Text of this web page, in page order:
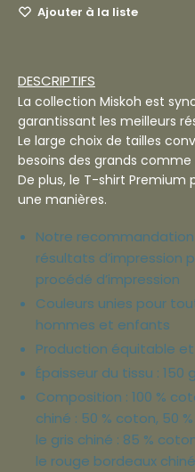
Ajouter à la liste
DESCRIPTIFS
La collection Miskoh est
garantissant les meilleurs
Le large choix de tailles
besoins des grands comme
De plus, le T-shirt
une manières.
Notre
résultats d’impression
procédé d’impression
Couleurs unies pour
hommes et enfants
Production équitable
Épaisseur du tissu : 150
Composition : 100 %
chiné : 50 % coton, 50
le gris chiné : 85 %
le rouge bordeaux